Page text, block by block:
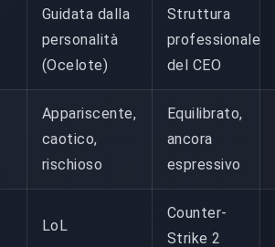
Guidata dalla
personalità
(Ocelote)
Struttura
professionale
del CEO
Appariscente,
caotico,
rischioso
Equilibrato,
ancora
espressivo
LoL
Counter-
Strike 2